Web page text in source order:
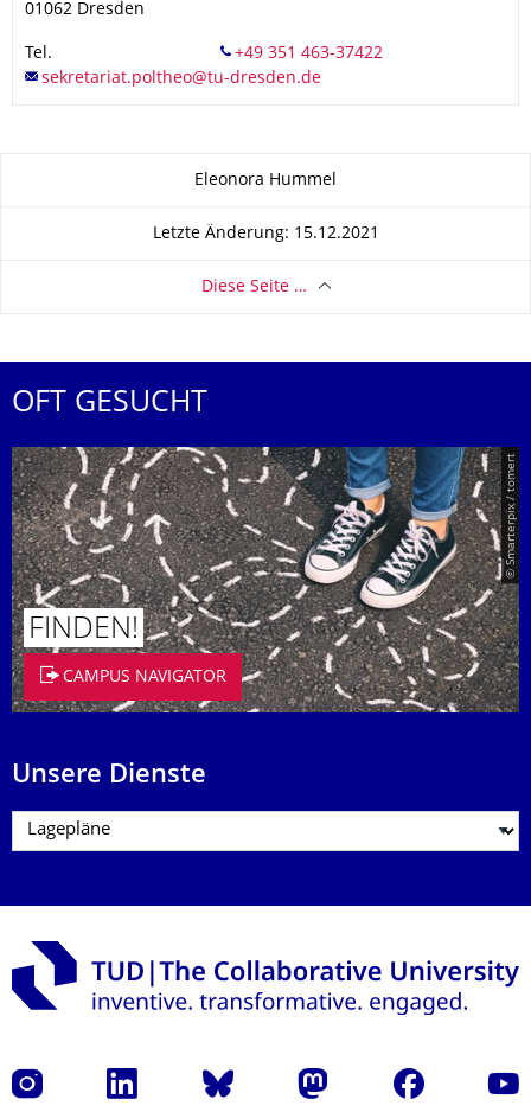
01062 Dresden
Tel.
Eleonora Hummel
Letzte Änderung: 15.12.2021
Diese Seite …
OFT GESUCHT
© Smarterpix / tomert
FINDEN!
CAMPUS NAVIGATOR
Unsere Dienste
Instagram LinkedIn Bluesky Mastodon Facebook